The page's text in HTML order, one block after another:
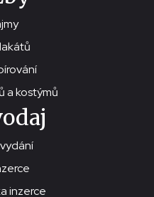
a kostýmů
inzerce